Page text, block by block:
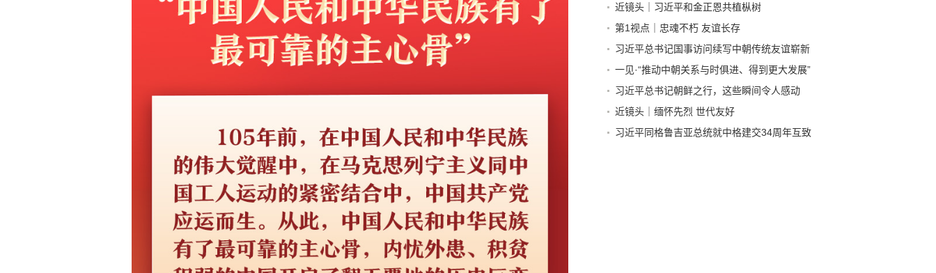
近镜头｜习近平和金正恩共植枞树
第1视点｜忠魂不朽 友谊长存
习近平总书记国事访问续写中朝传统友谊崭新
篇章
一见·“推动中朝关系与时俱进、得到更大发展”
习近平总书记朝鲜之行，这些瞬间令人感动
近镜头｜缅怀先烈 世代友好
习近平同格鲁吉亚总统就中格建交34周年互致